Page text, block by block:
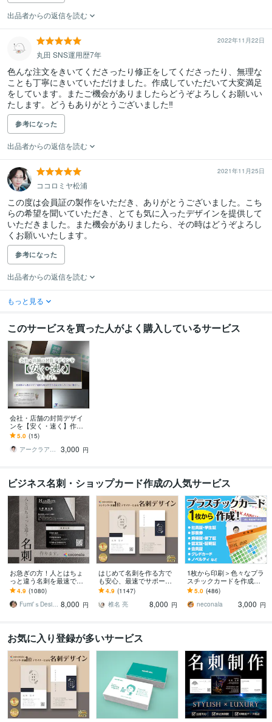
出品者からの返信を読む
2022年11月22日
丸田 SNS運用歴7年
色んな注文をきいてくださったり修正をしてくださったり、無理な
ことも丁寧にきいていただけました。作成していただいて大変満足
をしています。またご機会がありましたらどうぞよろしくお願いい
たします。どうもありがとうございました‼︎
参考になった
出品者からの返信を読む
2021年11月25日
ココロミヤ松浦
この度は会員証の製作をいただき、ありがとうございました。こち
らの希望を聞いていただき、とても気に入ったデザインを提供して
いただきました。また機会がありましたら、その時はどうぞよろし
くお願いいたします。
参考になった
出品者からの返信を読む
もっと見る
このサービスを買った人がよく購入しているサービス
会社・店舗の封筒デザイ
ンを【安く・速く】作り
ます 見本集から選ぶだ
け！面倒な指示や打ち合
わせをしたくない貴方へ
5.0 (15)
アークラアスAQLASS
3,000 円
ビジネス名刺・ショップカード作成の人気サービス
お急ぎの方！人とはちょ
っと違う名刺を最速で作
ります あなただけのオリ
ジナル名刺を！翌日まで
にデザイン作成します！
4.9 (1080)
Fumi’ｓDesign 8,000 円
はじめて名刺を作る方で
も安心、最速でサポート
します 名刺デザイン実績
最多のプロデザイナーが
デザインいたします!
4.9 (1147)
椎名 亮
8,000 円
1枚から印刷＞色々なプラ
スチックカードを作成し
ます 認定証・学生証・社
員証・クレドなどクレカ
サイズのカードに印刷
5.0 (486)
neconala
3,000 円
お気に入り登録が多いサービス